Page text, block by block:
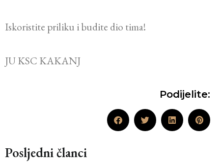
Iskoristite priliku i budite dio tima!
JU KSC KAKANJ
Podijelite:
Posljedni članci